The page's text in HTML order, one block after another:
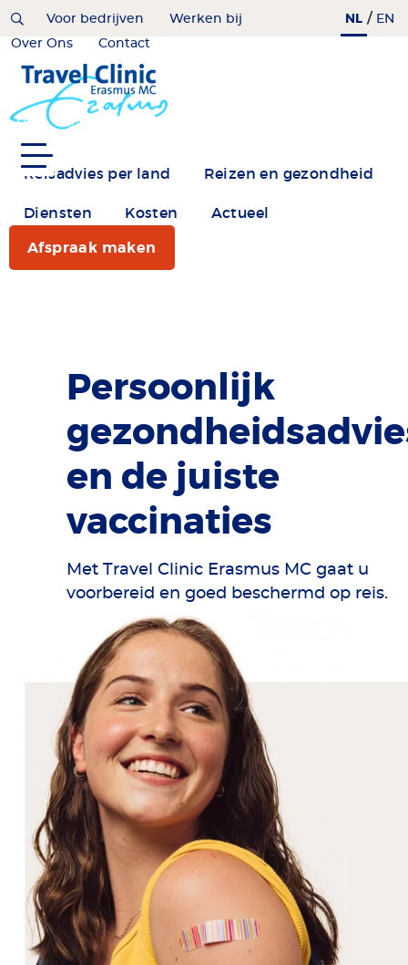
Overslaan
inhoud
gaan
HomeVoor bedrijven
Werken bij
Over Ons
Contact
NL / EN
Reisadvies per land Reizen en gezondheid
Diensten Kosten Actueel
Afspraak maken
Persoonlijk
en de juiste
vaccinaties
Met Travel Clinic Erasmus MC gaat u
voorbereid en goed beschermd op reis.